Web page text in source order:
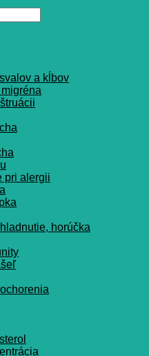
a kĺbov
pri alergii
horúčka